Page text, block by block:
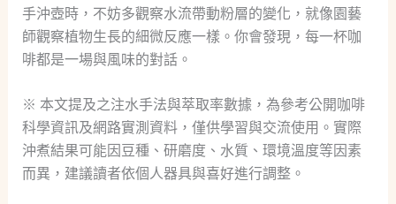
手沖壺時，不妨多觀察水流帶動粉層的變化，就像園藝
師觀察植物生長的細微反應一樣。你會發現，每一杯咖
啡都是一場與風味的對話。
※ 本文提及之注水手法與萃取率數據，為參考公開咖啡
科學資訊及網路實測資料，僅供學習與交流使用。實際
沖煮結果可能因豆種、研磨度、水質、環境溫度等因素
而異，建議讀者依個人器具與喜好進行調整。